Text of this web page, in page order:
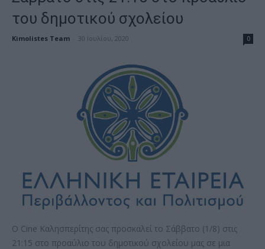
του δημοτικού σχολείου
Kimolistes Team 30 Ιουλίου, 2020 0
Ο Cine Kαλησπερίτης σας προσκαλεί το Σάββατο (1/8) στις
21:15 στο προαύλιο του δημοτικού σχολείου μας σε μια